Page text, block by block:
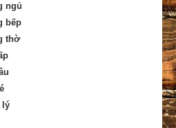
ngủ
bếp
thờ
lý